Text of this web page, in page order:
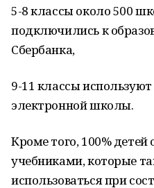
5-8 классы около 500
подключились к
Сбербанка,
9-11 классы
электронной школы.
Кроме того, 100%
учебниками, которые
использоваться при